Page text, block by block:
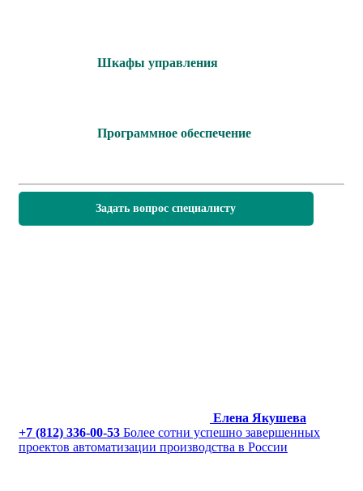
Шкафы управления
Программное обеспечение
Задать вопрос специалисту
Елена Якушева
+7 (812) 336-00-53 Более сотни успешно завершенных
проектов автоматизации производства в России